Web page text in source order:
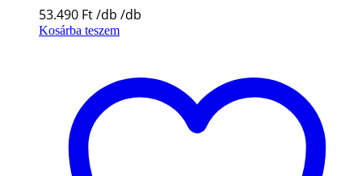
53.490 Ft
Kosárba teszem